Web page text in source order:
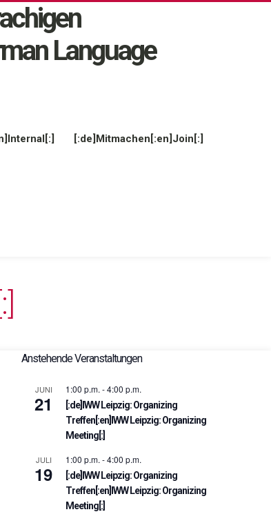
[:de]Mitmachen[:en]Join[:]
Anstehende Veranstaltungen
JUNI
21
1:00 p.m. -4:00 p.m.
[:de]IWW Leipzig: Organizing
Treffen[:en]IWW Leipzig: Organizing
Meeting[:]
JULI
19
1:00 p.m. -4:00 p.m.
[:de]IWW Leipzig: Organizing
Treffen[:en]IWW Leipzig: Organizing
Meeting[:]